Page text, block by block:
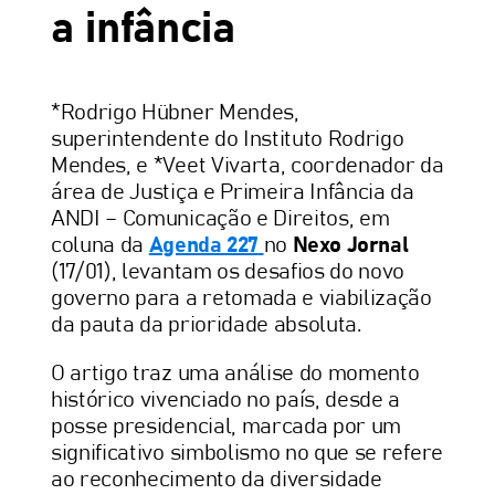
a infância
*Rodrigo Hübner Mendes,
superintendente do Instituto Rodrigo
Mendes, e *Veet Vivarta, coordenador da
área de Justiça e Primeira Infância da
ANDI – Comunicação e Direitos, em
coluna da Agenda 227 no Nexo Jornal
(17/01), levantam os desafios do novo
governo para a retomada e viabilização
da pauta da prioridade absoluta.
O artigo traz uma análise do momento
histórico vivenciado no país, desde a
posse presidencial, marcada por um
significativo simbolismo no que se refere
ao reconhecimento da diversidade